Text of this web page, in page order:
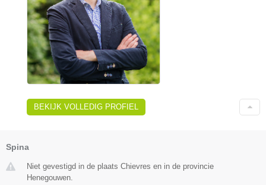
BEKIJK VOLLEDIG PROFIEL
Spina
Niet gevestigd in de plaats Chievres en in de provincie
Henegouwen.